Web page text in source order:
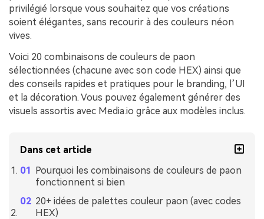
privilégié lorsque vous souhaitez que vos créations
soient élégantes, sans recourir à des couleurs néon
vives.
Voici 20 combinaisons de couleurs de paon
sélectionnées (chacune avec son code HEX) ainsi que
des conseils rapides et pratiques pour le branding, l’UI
et la décoration. Vous pouvez également générer des
visuels assortis avec Media.io grâce aux modèles inclus.
Dans cet article
Pourquoi les combinaisons de couleurs de paon
fonctionnent si bien
20+ idées de palettes couleur paon (avec codes
HEX)